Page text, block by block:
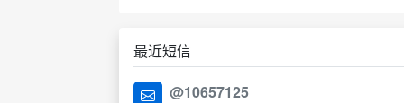
最近短信
@10657125